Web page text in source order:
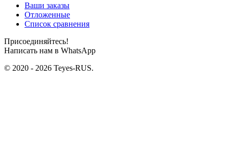
Ваши заказы
Отложенные
Список сравнения
Присоединяйтесь!
Написать нам в WhatsApp
© 2020 - 2026 Teyes-RUS.